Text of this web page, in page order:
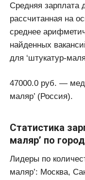
Средняя зарплата
рассчитанная на
среднее
найденных
для ‘штукатур-
47000.0 руб. —
маляр’ (Россия).
Статистика
маляр’ по
Лидеры по
маляр’: Москва,